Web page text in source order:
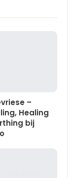
search
–
Healing
bij